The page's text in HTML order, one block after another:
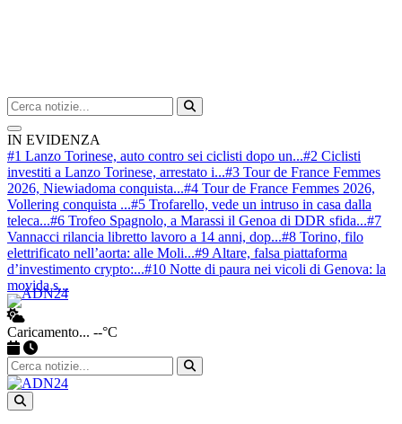
Cerca nel sito Avvia ricerca
IN EVIDENZA
#1 Lanzo Torinese, auto contro sei ciclisti dopo un...#2 Ciclisti
investiti a Lanzo Torinese, arrestato i...#3 Tour de France Femmes
2026, Niewiadoma conquista...#4 Tour de France Femmes 2026,
Vollering conquista ...#5 Trofarello, vede un intruso in casa dalla
teleca...#6 Trofeo Spagnolo, a Marassi il Genoa di DDR sfida...#7
Vannacci rilancia libretto lavoro a 14 anni, dop...#8 Torino, filo
elettrificato nell’aorta: alle Moli...#9 Altare, falsa piattaforma
d’investimento crypto:...#10 Notte di paura nei vicoli di Genova: la
movida s...
Caricamento... --°C
Apri ricerca